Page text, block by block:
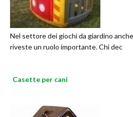
Nel settore dei giochi da giardino
riveste un ruolo importante. Chi dec
Casette per cani